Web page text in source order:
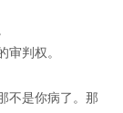
审判权。
不是你病了。那